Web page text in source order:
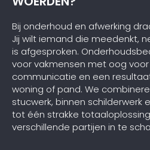
Bij onderhoud en afwerking
Jij wilt iemand die meedenkt,
is afgesproken.
voor vakmensen met oog
communicatie en een
woning of pand. We
stucwerk, binnen schilderwerk
tot één strakke
verschillende partijen in te